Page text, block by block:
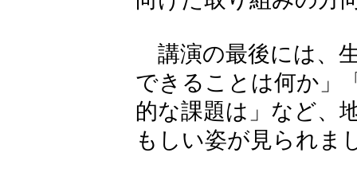
講演の最後には、
できることは何か」
的な課題は」など、
もしい姿が見られま